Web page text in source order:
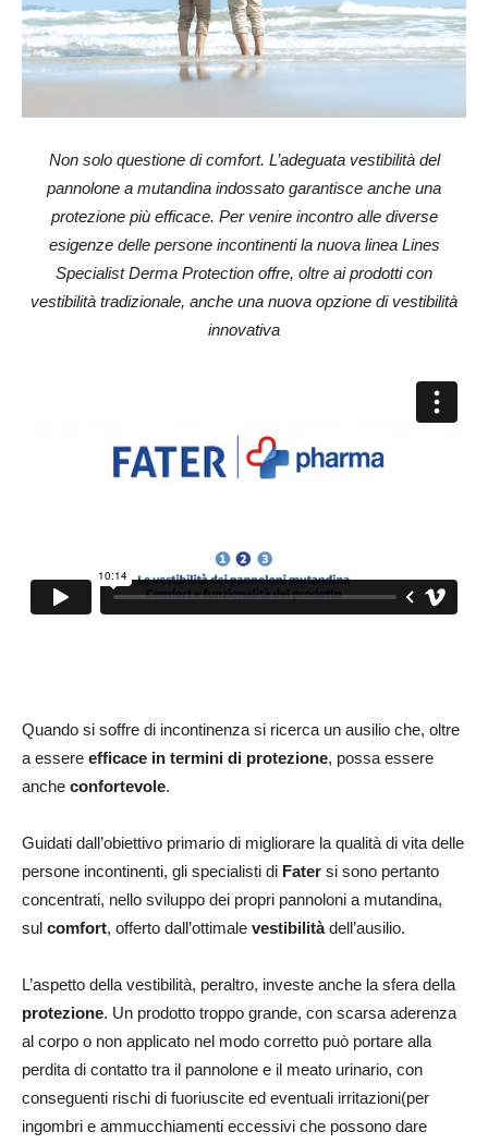
Non solo questione di comfort. L’adeguata vestibilità del
pannolone a mutandina indossato garantisce anche una
protezione più efficace. Per venire incontro alle diverse
esigenze delle persone incontinenti la nuova linea Lines
Specialist Derma Protection offre, oltre ai prodotti con
vestibilità tradizionale, anche una nuova opzione di vestibilità
innovativa
Quando si soffre di incontinenza si ricerca un ausilio che, oltre
a essere efficace in termini di protezione, possa essere
anche confortevole.
Guidati dall’obiettivo primario di migliorare la qualità di vita delle
persone incontinenti, gli specialisti di Fater si sono pertanto
concentrati, nello sviluppo dei propri pannoloni a mutandina,
sul comfort, offerto dall’ottimale vestibilitàdell’ausilio.
L’aspetto della vestibilità, peraltro, investe anche la sfera della
protezione. Un prodotto troppo grande, con scarsa aderenza
al corpo o non applicato nel modo corretto può portare alla
perdita di contatto tra il pannolone e il meato urinario, con
conseguenti rischi di fuoriuscite ed eventuali irritazioni(per
ingombri e ammucchiamenti eccessivi che possono dare